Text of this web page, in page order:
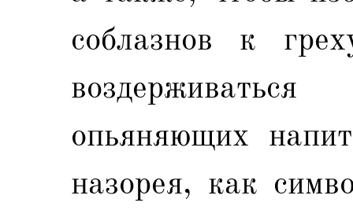
соблазнов к
опьяняющих
назорея, как